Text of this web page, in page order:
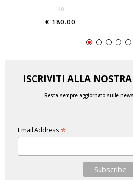
40
€ 180.00
ISCRIVITI ALLA
Resta sempre aggiornato sulle
Email Address *